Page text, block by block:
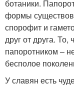
ботаники.
формы
спорофит и
друг от друга.
папоротником –
бесполое
У славян есть